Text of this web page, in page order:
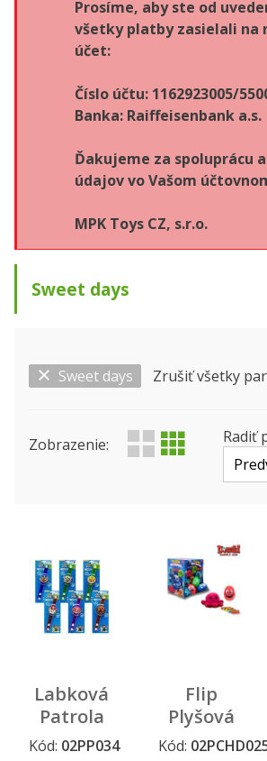
Prosíme, aby ste od
všetky platby zasielali na
účet:
Číslo účtu: 1162923005/
Banka: Raiffeisenbank a.s.
Ďakujeme za spoluprácu
údajov vo Vašom
MPK Toys CZ, s.r.o.
Sweet days
Zobraziť len ...
Status
Sweet days Zrušiť všetky
Zobrazenie: Radiť
Labková
Patrola
LED
Kód: 02PP034
Flip
Plyšová
Chobotnica
Kód: